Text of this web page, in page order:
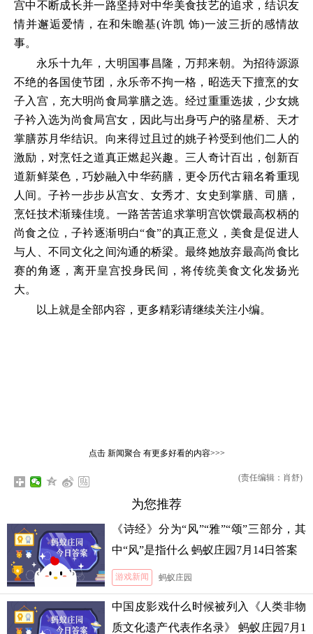
宫中不断成长并一路坚持对中华美食技艺的追求，结识友
情并邂逅爱情，在和朱瞻基(许凯 饰)一波三折的感情故
事。
永乐十九年，大明国事昌隆，万邦来朝。为招待源源
不绝的各国使节团，永乐帝不拘一格，昭选天下擅烹的女
子入宫，充大明尚食局掌膳之选。经过重重选拔，少女姚
子衿入选为尚食局宫女，因此与出身丐户的骆星桥、天才
掌膳苏月华结识。向来得过且过的姚子衿受到他们二人的
激励，对烹饪之道真正燃起兴趣。三人奇计百出，创新百
道新鲜菜色，巧妙融入中华药膳，更令历代古籍名肴重现
人间。子衿一步步从宫女、女秀才、女史到掌膳、司膳，
烹饪技术渐臻佳境。一路苦苦追求掌明宫饮馔最高权柄的
尚食之位，子衿逐渐明白“食”的真正意义，美食是促进人
与人、不同文化之间沟通的桥梁。最终她放弃最高尚食比
赛的角逐，离开皇宫投身民间，将传统美食文化发扬光
大。
以上就是全部内容，更多精彩请继续关注小编。
点击 新闻聚合有更多好看的内容>>>
(责任编辑：肖舒)
为您推荐
《诗经》分为“风”“雅”“颂”三部分，其
中“风”是指什么 蚂蚁庄园7月14日答案
游戏新闻 蚂蚁庄园
中国皮影戏什么时候被列入《人类非物
质文化遗产代表作名录》 蚂蚁庄园7月1